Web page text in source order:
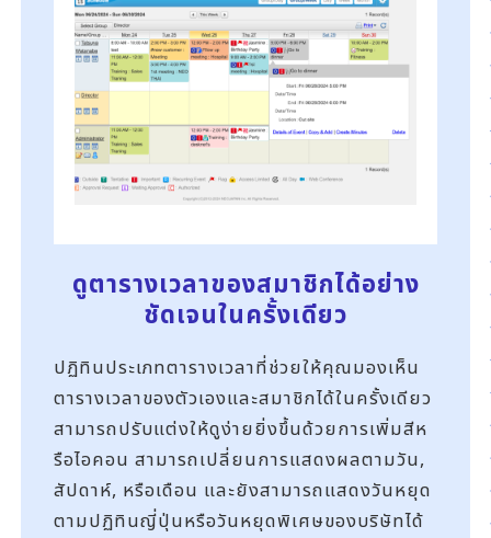
ดูตารางเวลาของสมาชิกได้อย่าง
ชัดเจนในครั้งเดียว
ปฏิทินประเภทตารางเวลาที่ช่วยให้คุณมองเห็น
ตารางเวลาของตัวเองและสมาชิกได้ในครั้งเดียว
สามารถปรับแต่งให้ดูง่ายยิ่งขึ้นด้วยการเพิ่มสีห
รือไอคอน สามารถเปลี่ยนการแสดงผลตามวัน,
สัปดาห์, หรือเดือน และยังสามารถแสดงวันหยุด
ตามปฏิทินญี่ปุ่นหรือวันหยุดพิเศษของบริษัทได้